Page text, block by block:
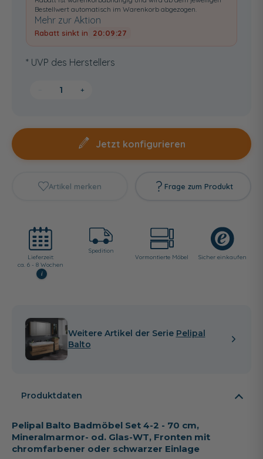
Bestellwert automatisch im Warenkorb abgezogen.
Mehr zur Aktion
Rabatt sinkt in 20:09:26
* UVP des Herstellers
+
Jetzt konfigurieren
Artikel merken Frage zum Produkt
Lieferzeit:
ca. 6 - 8 Wochen
i
Spedition
Vormontierte Möbel
Sicher einkaufen
Weitere Artikel der Serie Pelipal
Balto
Produktdaten
Pelipal Balto Badmöbel Set 4-2 - 70 cm,
Mineralmarmor- od. Glas-WT, Fronten mit
chromfarbener oder schwarzer Einlage